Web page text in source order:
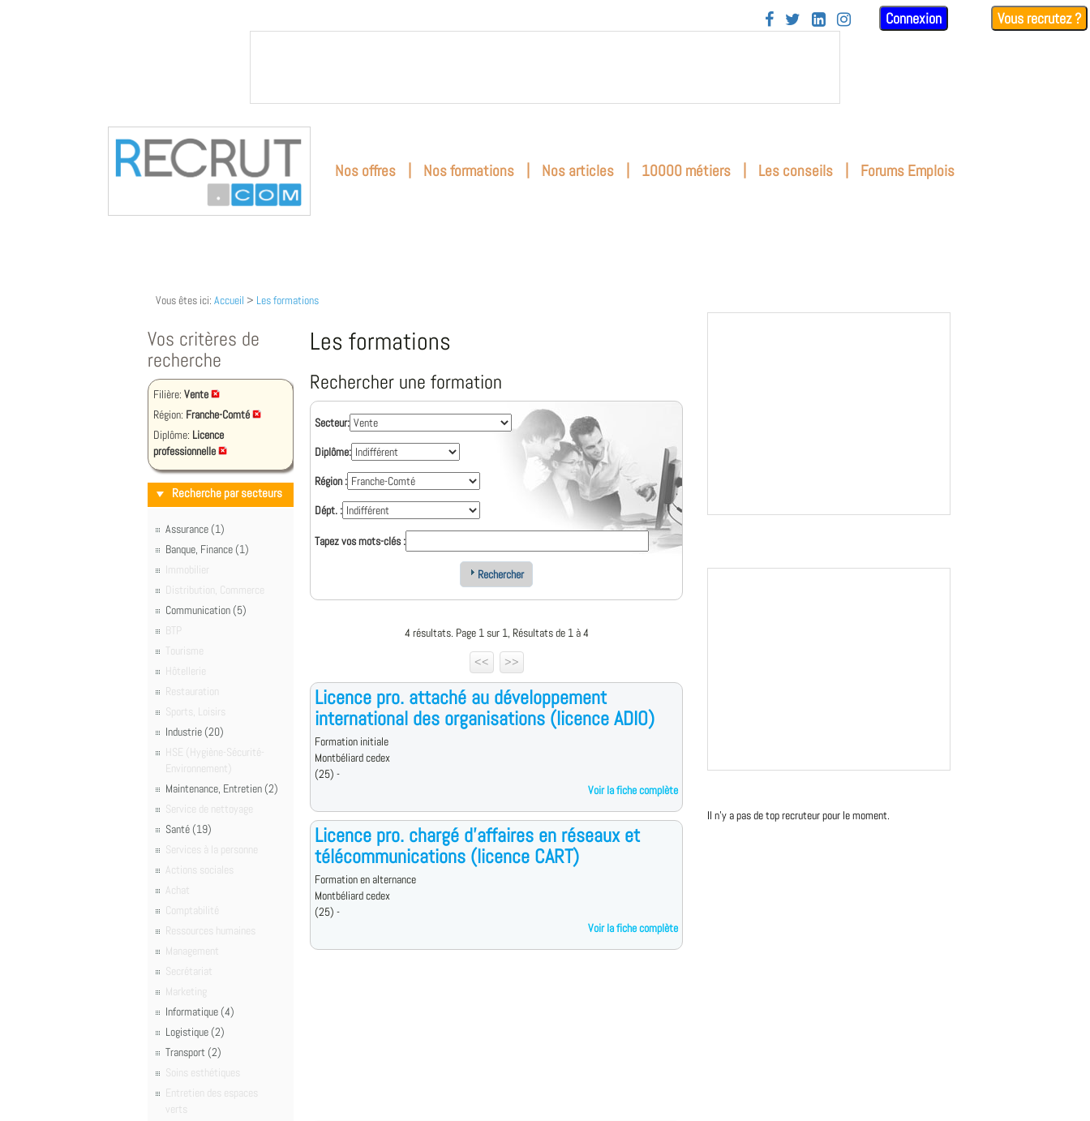
    Connexion Vous recrutez ?
Nos offres | Nos formations | Nos articles | 10000 métiers | Les conseils | Forums Emplois
Vous êtes ici: Accueil > Les formations
Vos critères de
recherche
Filière: Vente
Région: Franche-Comté
Diplôme: Licence
professionnelle
Recherche par secteurs
Assurance (1)
Banque, Finance (1)
Immobilier
Distribution, Commerce
Communication (5)
BTP
Tourisme
Hôtellerie
Restauration
Sports, Loisirs
Industrie (20)
HSE (Hygiène-Sécurité-
Environnement)
Maintenance, Entretien (2)
Service de nettoyage
Santé (19)
Services à la personne
Actions sociales
Achat
Comptabilité
Ressources humaines
Management
Secrétariat
Marketing
Informatique (4)
Logistique (2)
Transport (2)
Soins esthétiques
Entretien des espaces
verts
Les formations
Rechercher une formation
Secteur:
Diplôme:
Région :
Dépt. :
Tapez vos mots-clés :
Rechercher
4 résultats. Page 1 sur 1, Résultats de 1 à 4
<<
>>
Licence pro. attaché au développement
international des organisations (licence ADIO)
Formation initiale
Montbéliard cedex
(25) -
Voir la fiche complète
Licence pro. chargé d'affaires en réseaux et
télécommunications (licence CART)
Formation en alternance
Montbéliard cedex
(25) -
Voir la fiche complète
Il n'y a pas de top recruteur pour le moment.